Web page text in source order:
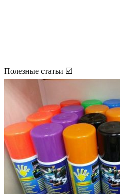
Полезные статьи ☑️